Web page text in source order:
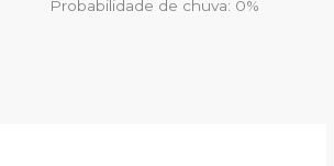
Probabilidade de chuva: 0%